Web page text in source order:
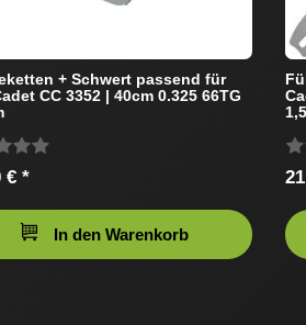
+ Schwert passend für
CC 3352 | 40cm 0.325 66TG
€ *
In den Warenkorb